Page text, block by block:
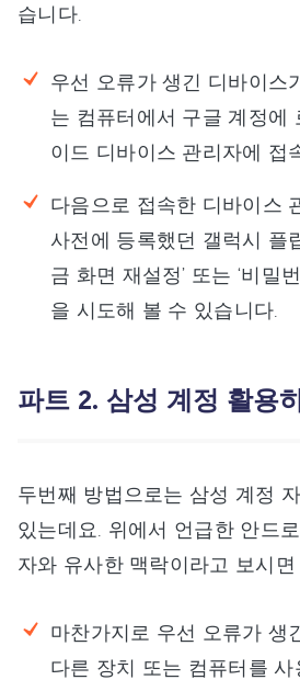
습니다.
우선 오류가 생긴 디바이스
는 컴퓨터에서 구글 계정에
이드 디바이스 관리자에 접
다음으로 접속한 디바이스
사전에 등록했던 갤럭시 플
금 화면 재설정’ 또는 ‘비밀
을 시도해 볼 수 있습니다.
파트 2. 삼성 계정 활용
두번째 방법으로는 삼성 계정
있는데요. 위에서 언급한 안드
자와 유사한 맥락이라고 보시면
마찬가지로 우선 오류가 생
다른 장치 또는 컴퓨터를